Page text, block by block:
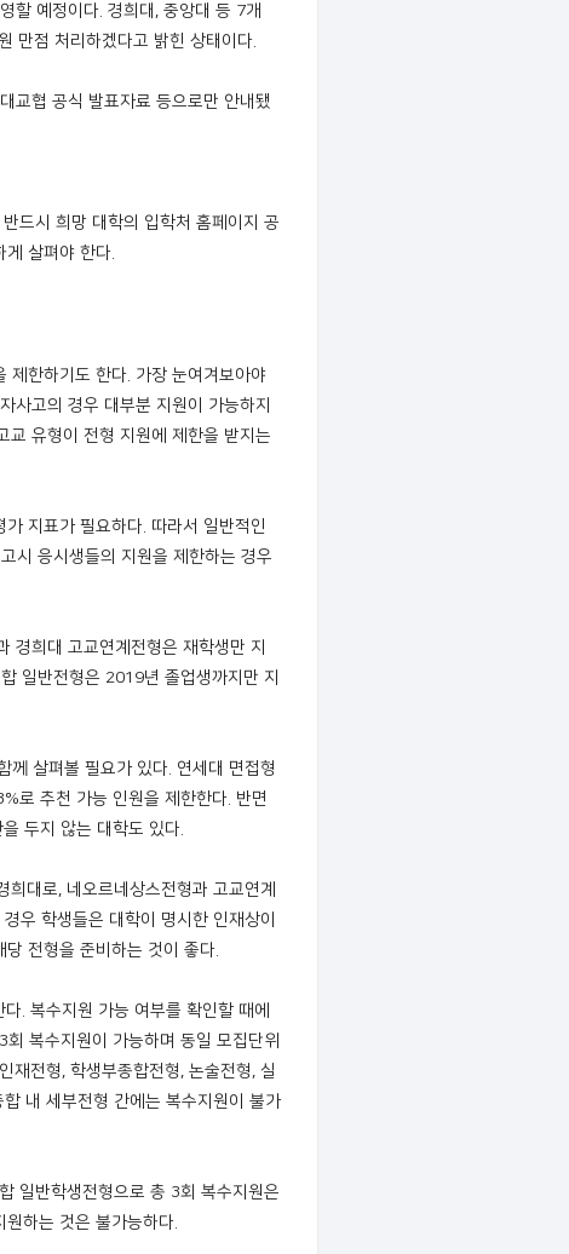
할 예정이다. 경희대, 중앙대 등 7개
만점 처리하겠다고 밝힌 상태이다.
교협 공식 발표자료 등으로만 안내됐
드시 희망 대학의 입학처 홈페이지 공
살펴야 한다.
제한하기도 한다. 가장 눈여겨보아야
사고의 경우 대부분 지원이 가능하지
교 유형이 전형 지원에 제한을 받지는
지표가 필요하다. 따라서 일반적인
시 응시생들의 지원을 제한하는 경우
경희대 고교연계전형은 재학생만 지
일반전형은 2019년 졸업생까지만 지
께 살펴볼 필요가 있다. 연세대 면접형
로 추천 가능 인원을 제한한다. 반면
두지 않는 대학도 있다.
대로, 네오르네상스전형과 고교연계
우 학생들은 대학이 명시한 인재상이
전형을 준비하는 것이 좋다.
. 복수지원 가능 여부를 확인할 때에
복수지원이 가능하며 동일 모집단위
재전형, 학생부종합전형, 논술전형, 실
내 세부전형 간에는 복수지원이 불가
일반학생전형으로 총 3회 복수지원은
하는 것은 불가능하다.